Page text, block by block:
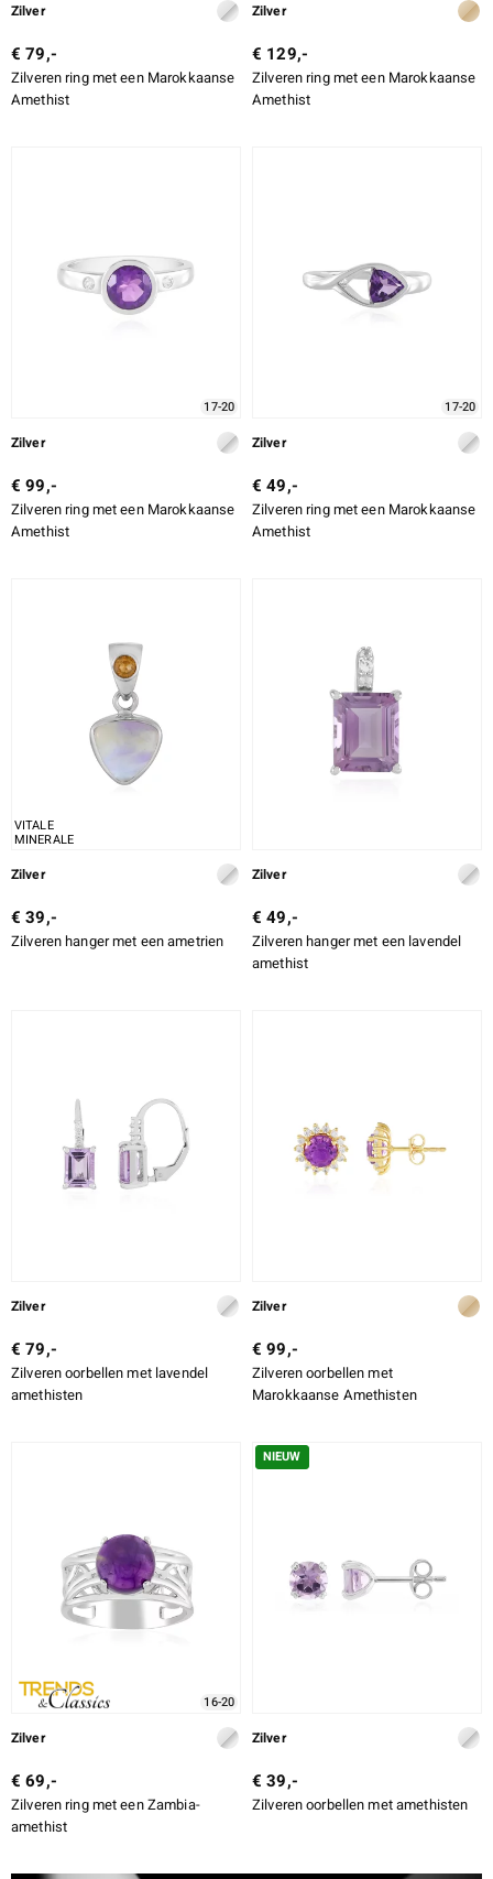
Zilver
€ 79,-
Zilveren ring met een Marokkaanse
Amethist
Zilver
€ 129,-
Zilveren ring met een Marokkaanse
Amethist
17-20
Zilver
€ 99,-
Zilveren ring met een Marokkaanse
Amethist
17-20
Zilver
€ 49,-
Zilveren ring met een Marokkaanse
Amethist
VITALE
MINERALE
Zilver
€ 39,-
Zilveren hanger met een ametrien
Zilver
€ 49,-
Zilveren hanger met een lavendel
amethist
Zilver
€ 79,-
Zilveren oorbellen met lavendel
amethisten
Zilver
€ 99,-
Zilveren oorbellen met
Marokkaanse Amethisten
16-20
Zilver
€ 69,-
Zilveren ring met een Zambia-
amethist
NIEUW
Zilver
€ 39,-
Zilveren oorbellen met amethisten